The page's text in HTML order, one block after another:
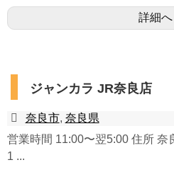
詳細へ
ジャンカラ JR奈良店
奈良市, 奈良県
営業時間 11:00〜翌5:00 住所 奈
1 ...